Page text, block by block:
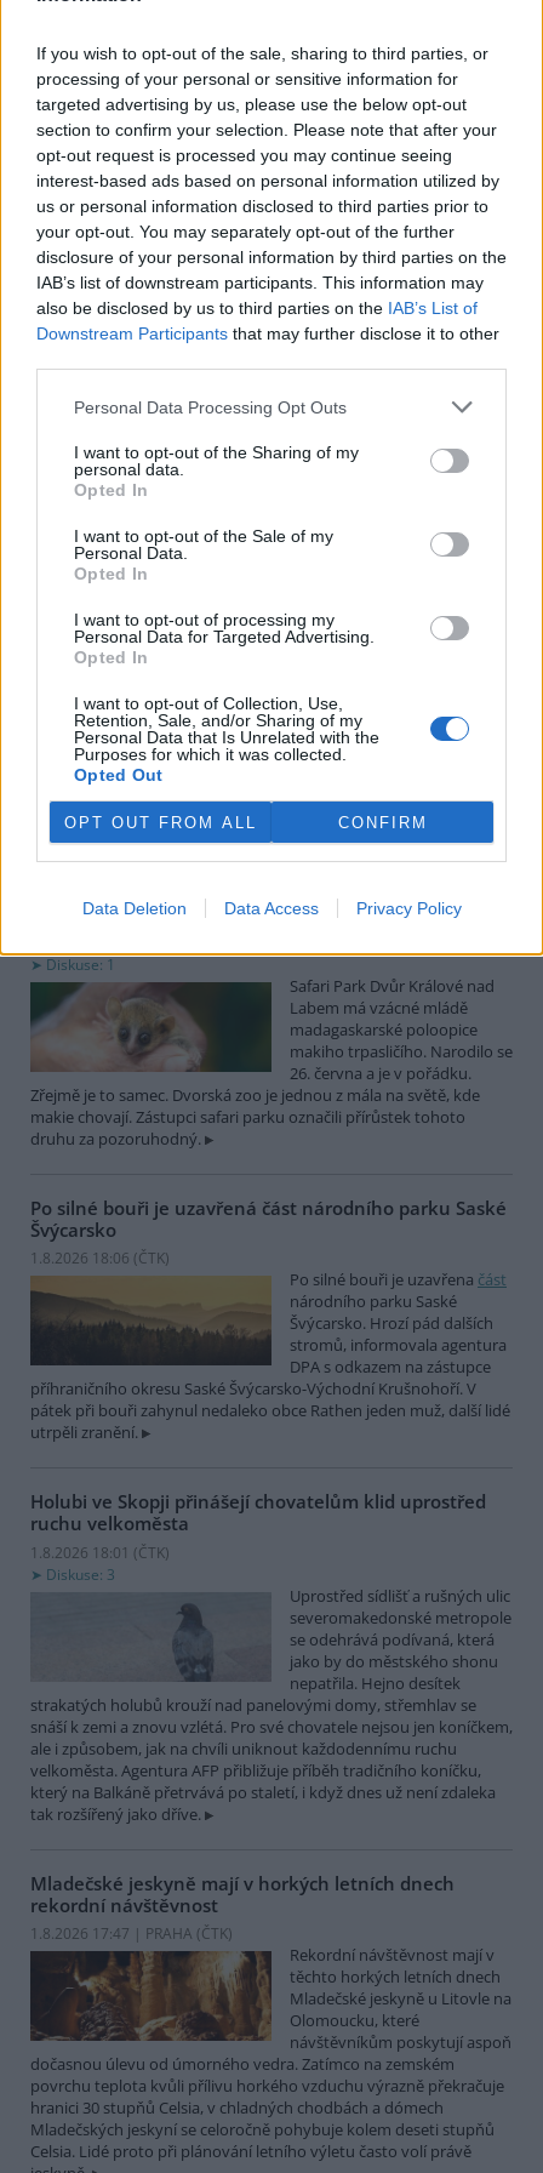
If you wish to opt-out of the sale, sharing to third parties, or
processing of your personal or sensitive information for
targeted advertising by us, please use the below opt-out
section to confirm your selection. Please note that after your
opt-out request is processed you may continue seeing
interest-based ads based on personal information utilized by
us or personal information disclosed to third parties prior to
your opt-out. You may separately opt-out of the further
disclosure of your personal information by third parties on the
IAB’s list of downstream participants. This information may
also be disclosed by us to third parties on the IAB’s List of
Downstream Participants that may further disclose it to other
Personal Data Processing Opt Outs
I want to opt-out of the Sharing of my
personal data.
Opted In
I want to opt-out of the Sale of my
Personal Data.
Opted In
I want to opt-out of processing my
Personal Data for Targeted Advertising.
Opted In
I want to opt-out of Collection, Use,
Retention, Sale, and/or Sharing of my
Personal Data that Is Unrelated with the
Purposes for which it was collected.
Opted Out
OPT OUT FROM ALL CONFIRM
Data Deletion Data Access Privacy Policy
bude příběh místní kdysi
významné obce s poštou,
četnickou stanicí i několika hostinci, která zanikla zhruba před 80
lety kvůli zřízení vojenského výcvikového prostoru Ralsko.
Opravený pomník chce geopark ukázat na konci srpna při akci
Proměny, která každoročně připomíná historii zaniklých obcí z
tohoto území. ČTK o tom informovala ředitelka Národního
geoparku Ralsko Lenka Mrázová.
Čeští a němečtí ochránci přírody obnoví biodiverzitu
kolem Liberce a Žitavy
2.8.2026 18:32 | LIBEREC (ČTK)
přírody chtějí obnovit
biologickou rozmanitost na
více než 150 hektarech
krajiny v okolí Liberce a německé Žitavy. Na společném
přeshraničním projektu budou spolupracovat tři organizace:
Čmelák – Společnost přátel přírody, Centrum ochrany přírody
Žitavské hory a Mezinárodní centrum setkávání St. Marienthal,
uvedl předseda spolku Čmelák Jan Korytář.
Sklizeň bylinek na Pardubicku je náročná a trvá měsíce
2.8.2026 18:12 | KŘIČEŇ (ČTK)
běžných zemědělských plodin.
Zatímco obilí zvládnou
zemědělci sklidit během
několika týdnů, u bylinek práce trvá měsíce. V Křični na Pardubicku
o tom vědí své, na Statku Junek vrcholí jedna z nejnáročnějších
částí sezony. ČTK to řekla majitelka hospodářství Iva Junková.
makiho trpasličího
Diskuse: 1
Safari Park Dvůr Králové nad
Labem má vzácné mládě
madagaskarské poloopice
makiho trpasličího. Narodilo se
26. června a je v pořádku.
Zřejmě je to samec. Dvorská zoo je jednou z mála na světě, kde
makie chovají. Zástupci safari parku označili přírůstek tohoto
druhu za pozoruhodný.
Po silné bouři je uzavřená část národního parku Saské
Švýcarsko
1.8.2026 18:06 (ČTK)
Po silné bouři je uzavřena část
národního parku Saské
Švýcarsko. Hrozí pád dalších
stromů, informovala agentura
DPA s odkazem na zástupce
příhraničního okresu Saské Švýcarsko-Východní Krušnohoří. V
pátek při bouři zahynul nedaleko obce Rathen jeden muž, další lidé
utrpěli zranění.
Holubi ve Skopji přinášejí chovatelům klid uprostřed
ruchu velkoměsta
1.8.2026 18:01 (ČTK)
Diskuse: 3
Uprostřed sídlišť a rušných ulic
severomakedonské metropole
se odehrává podívaná, která
jako by do městského shonu
nepatřila. Hejno desítek
strakatých holubů krouží nad panelovými domy, střemhlav se
snáší k zemi a znovu vzlétá. Pro své chovatele nejsou jen koníčkem,
ale i způsobem, jak na chvíli uniknout každodennímu ruchu
velkoměsta. Agentura AFP přibližuje příběh tradičního koníčku,
který na Balkáně přetrvává po staletí, i když dnes už není zdaleka
tak rozšířený jako dříve.
Mladečské jeskyně mají v horkých letních dnech
rekordní návštěvnost
1.8.2026 17:47 | PRAHA (ČTK)
Rekordní návštěvnost mají v
těchto horkých letních dnech
Mladečské jeskyně u Litovle na
Olomoucku, které
návštěvníkům poskytují aspoň
dočasnou úlevu od úmorného vedra. Zatímco na zemském
povrchu teplota kvůli přílivu horkého vzduchu výrazně překračuje
hranici 30 stupňů Celsia, v chladných chodbách a dómech
Mladečských jeskyní se celoročně pohybuje kolem deseti stupňů
Celsia. Lidé proto při plánování letního výletu často volí právě